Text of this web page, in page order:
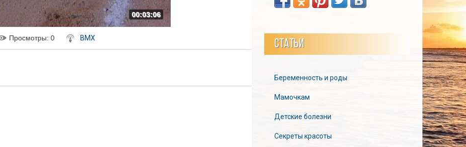
00:03:06
Просмотры: 0 BMX СТАТЬИ
Беременность и роды
Мамочкам
Детские болезни
Секреты красоты